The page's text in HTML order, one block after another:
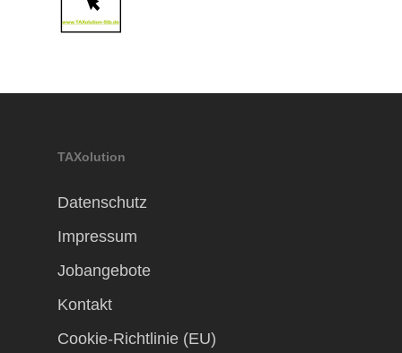
TAXolution
Datenschutz
Impressum
Jobangebote
Kontakt
Cookie-Richtlinie (EU)